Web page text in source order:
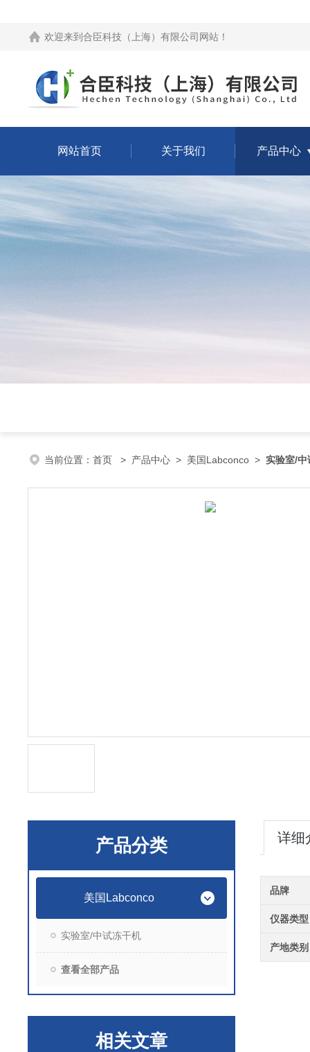
欢迎来到 合臣科技（上海）有限公司网站 ！
网站首页 关于我们 产品中心
当前位置： 首页 > 产品中心 > 美国Labconco > 实验室/中
产品分类
美国Labconco
实验室/中试冻干机
查看全部产品
相关文章
详细
品牌
仪器类型
产地类别